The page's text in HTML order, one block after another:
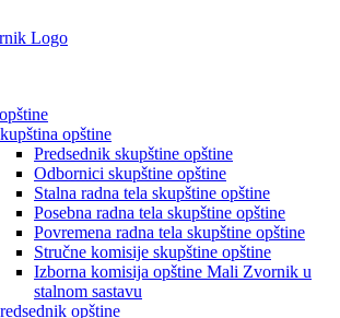
opštine
Predsednik skupštine opštine
Odbornici skupštine opštine
Stalna radna tela skupštine opštine
Posebna radna tela skupštine opštine
Povremena radna tela skupštine opštine
Stručne komisije skupštine opštine
Izborna komisija opštine Mali Zvornik u
stalnom sastavu
opštine